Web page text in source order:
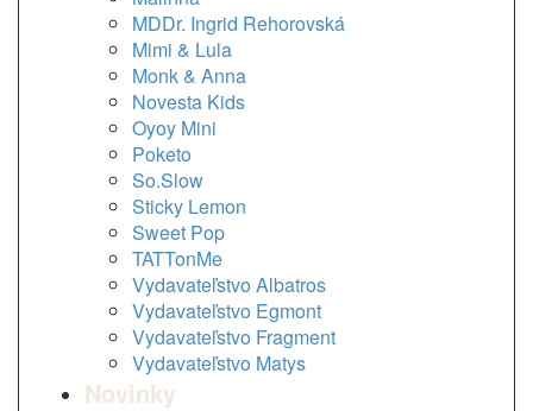
MDDr. Ingrid Rehorovská
Mimi & Lula
Monk & Anna
Novesta Kids
Oyoy Mini
Poketo
So.Slow
Sticky Lemon
Sweet Pop
TATTonMe
Vydavateľstvo Albatros
Vydavateľstvo Egmont
Vydavateľstvo Fragment
Vydavateľstvo Matys
Novinky